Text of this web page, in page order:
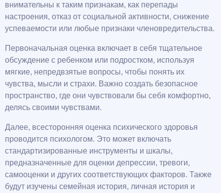
внимательны к таким признакам, как перепады
настроения, отказ от социальной активности, снижение
успеваемости или любые признаки членовредительства.
Первоначальная оценка включает в себя тщательное
обсуждение с ребенком или подростком, используя
мягкие, непредвзятые вопросы, чтобы понять их
чувства, мысли и страхи. Важно создать безопасное
пространство, где они чувствовали бы себя комфортно,
делясь своими чувствами.
Далее, всесторонняя оценка психического здоровья
проводится психологом. Это может включать
стандартизированные инструменты и шкалы,
предназначенные для оценки депрессии, тревоги,
самооценки и других соответствующих факторов. Также
будут изучены семейная история, личная история и